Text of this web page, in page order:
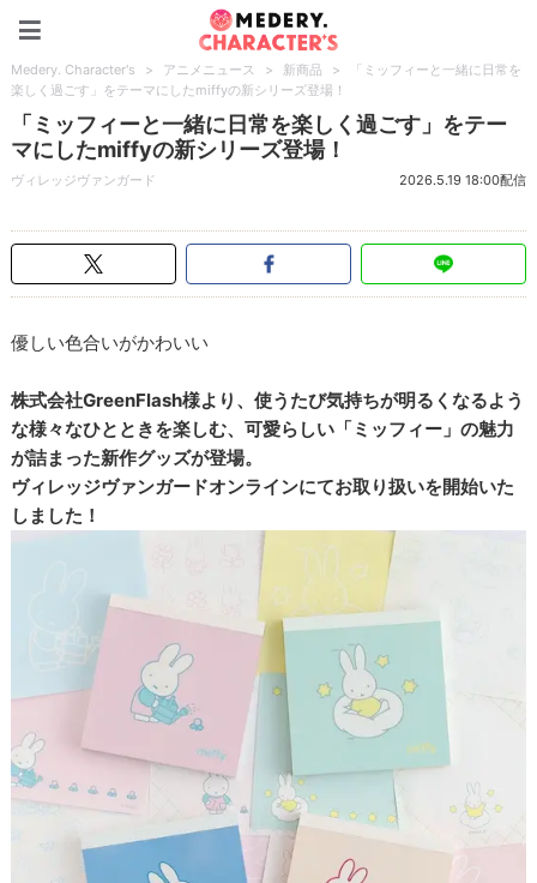
Medery. Character's > アニメニュース > 新商品 >
「ミッフィーと一緒に日常を
楽しく過ごす」をテーマにしたmiffyの新シリーズ登場！
「ミッフィーと一緒に日常を楽しく過ごす」をテー
マにしたmiffyの新シリーズ登場！
ヴィレッジヴァンガード 2026.5.19 18:00配信
優しい色合いがかわいい
株式会社GreenFlash様より、使うたび気持ちが明るくなるよう
な様々なひとときを楽しむ、可愛らしい「ミッフィー」の魅力
が詰まった新作グッズが登場。
ヴィレッジヴァンガードオンラインにてお取り扱いを開始いた
しました！